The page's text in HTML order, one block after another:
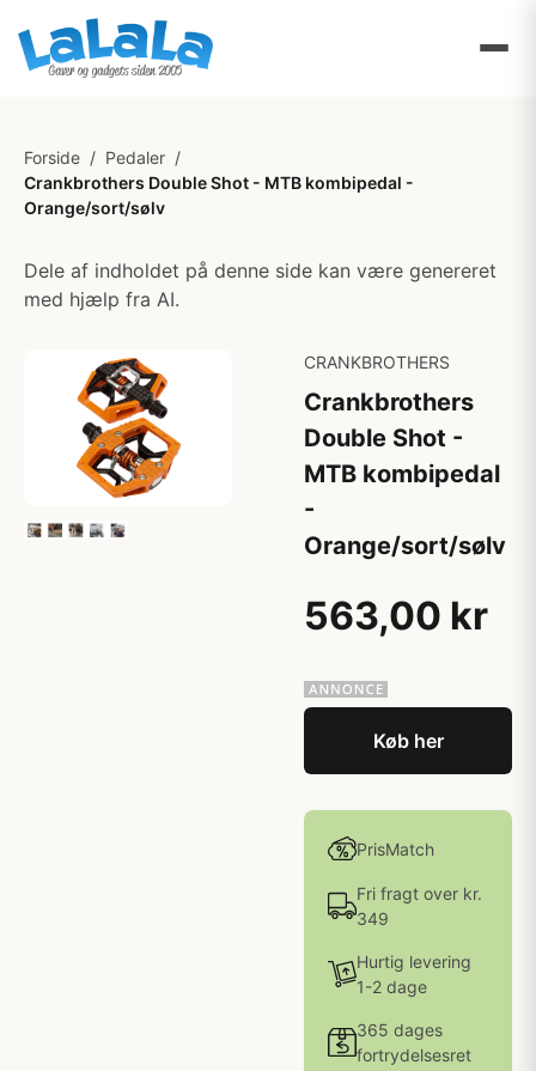
Forside / Pedaler /
Crankbrothers Double Shot - MTB kombipedal -
Orange/sort/sølv
Dele af indholdet på denne side kan være genereret
med hjælp fra AI.
CRANKBROTHERS
Crankbrothers
Double Shot -
MTB kombipedal
-
Orange/sort/sølv
563,00 kr
Køb her
PrisMatch
Fri fragt over kr.
349
Hurtig levering
1-2 dage
365 dages
fortrydelsesret